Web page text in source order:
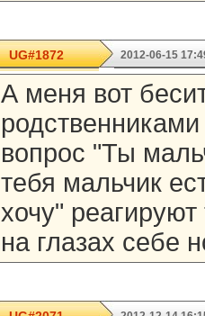
UG#1872 2012-06-15
А меня вот
вопрос "Ты
тебя мальчик
хочу" реагируют
на глазах себе